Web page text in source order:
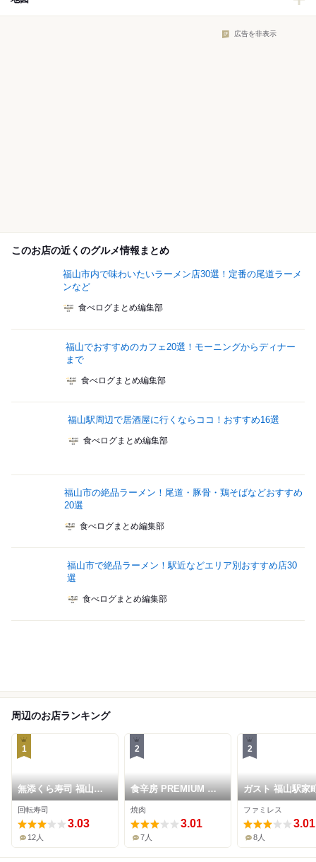
広告を非表示
このお店の近くのグルメ情報まとめ
福山市内で味わいたいラーメン店30選！定番の尾道ラーメ
ンなど
食べログまとめ編集部
福山でおすすめのカフェ20選！モーニングからディナー
まで
食べログまとめ編集部
福山駅周辺で居酒屋に行くならココ！おすすめ16選
食べログまとめ編集部
福山市の絶品ラーメン！尾道・豚骨・鶏そばなどおすすめ
20選
食べログまとめ編集部
福山市で絶品ラーメン！駅近などエリア別おすすめ店30
選
食べログまとめ編集部
周辺のお店ランキング
1
無添くら寿司 福山駅
家店
回転寿司
3.03
12人
2
食辛房 PREMIUM 福
山駅家店
焼肉
3.01
7人
2
ガスト 福山駅家
ファミレス
3.01
8人